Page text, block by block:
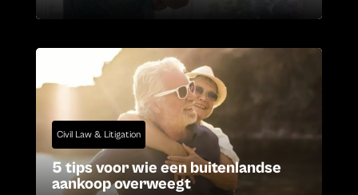
Civil Law & Litigation
5 tips voor wie een buitenlandse
aankoop overweegt